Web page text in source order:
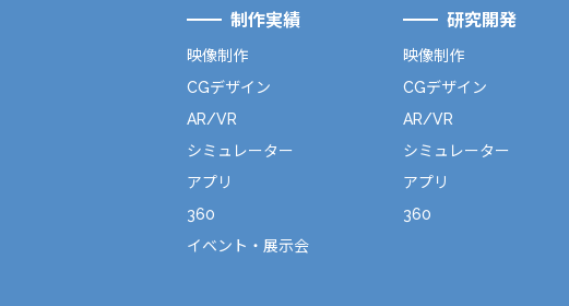
制作実績
映像制作
CGデザイン
AR/VR
シミュレーター
アプリ
360
イベント・展示会
研究開発
映像制作
CGデザイン
AR/VR
シミュレーター
アプリ
360